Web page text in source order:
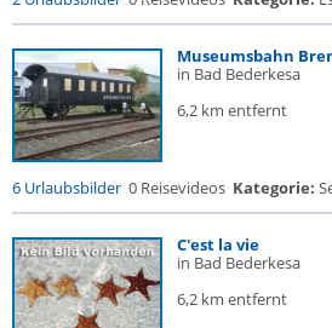
Museumsbahn
in Bad Bederkesa
6,2 km entfernt
6 Urlaubsbilder 0 Reisevideos Kategorie:
C'est la vie
in Bad Bederkesa
6,2 km entfernt